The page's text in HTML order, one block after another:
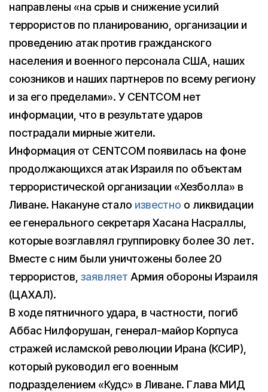
направлены «на срыв и снижение усилий
террористов по планированию, организации и
проведению атак против гражданского
населения и военного персонала США, наших
союзников и наших партнеров по всему региону
и за его пределами». У CENTCOM нет
информации, что в результате ударов
пострадали мирные жители.
Информация от CENTCOM появилась на фоне
продолжающихся атак Израиля по объектам
террористической организации «Хезболла» в
Ливане. Накануне стало известно о ликвидации
ее генерального секретаря Хасана Насраллы,
которые возглавлял группировку более 30 лет.
Вместе с ним были уничтожены более 20
террористов, заявляет Армия обороны Израиля
(ЦАХАЛ).
В ходе пятничного удара, в частности, погиб
Аббас Нилфорушан, генерал-майор Корпуса
стражей исламской революции Ирана (КСИР),
который руководил его военным
подразделением «Кудс» в Ливане. Глава МИД